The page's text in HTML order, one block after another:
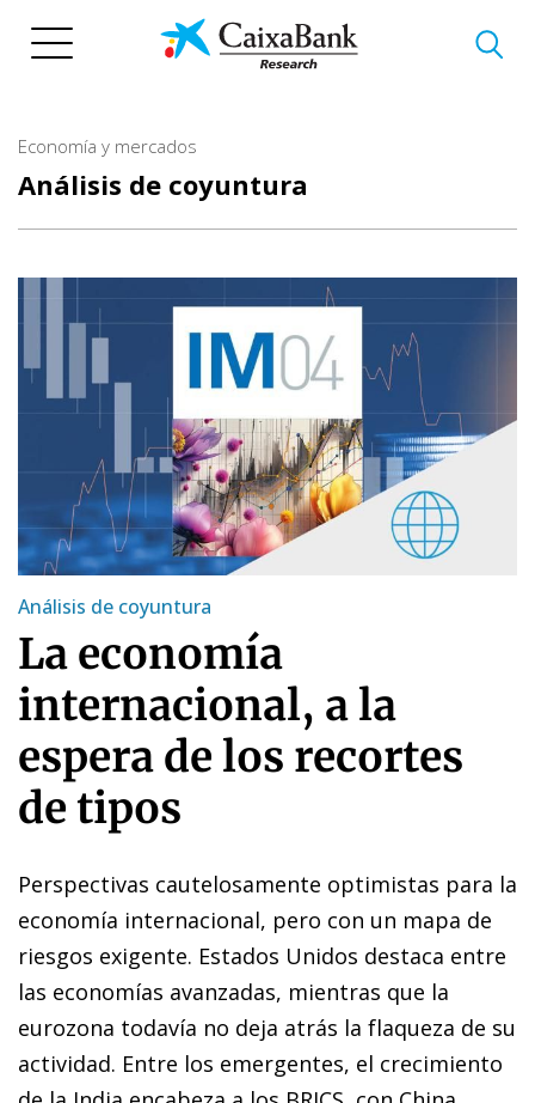
Economía y mercados
Análisis de coyuntura
Análisis de coyuntura
La economía
internacional, a la
espera de los recortes
de tipos
Perspectivas cautelosamente optimistas para la
economía internacional, pero con un mapa de
riesgos exigente. Estados Unidos destaca entre
las economías avanzadas, mientras que la
eurozona todavía no deja atrás la flaqueza de su
actividad. Entre los emergentes, el crecimiento